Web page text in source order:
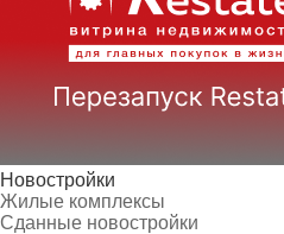
Новостройки
Жилые комплексы
Сданные новостройки